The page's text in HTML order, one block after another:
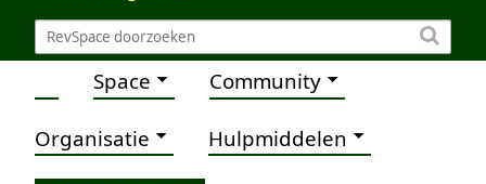
Space Community
Organisatie Hulpmiddelen